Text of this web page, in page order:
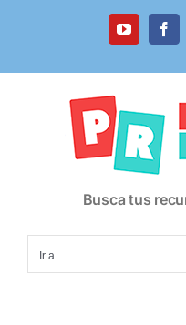
YouTube
Busca tus
Ir a...